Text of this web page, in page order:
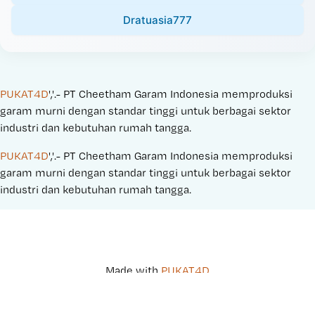
Dratuasia777
PUKAT4D','.- PT Cheetham Garam Indonesia memproduksi
garam murni dengan standar tinggi untuk berbagai sektor
industri dan kebutuhan rumah tangga.
PUKAT4D','.- PT Cheetham Garam Indonesia memproduksi
garam murni dengan standar tinggi untuk berbagai sektor
industri dan kebutuhan rumah tangga.
Made with PUKAT4D